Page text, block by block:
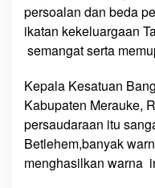
persoalan dan beda
ikatan kekeluargaan
semangat serta
Kepala Kesatuan
Kabupaten Merauke,
persaudaraan itu
Betlehem,banyak
menghasilkan warna